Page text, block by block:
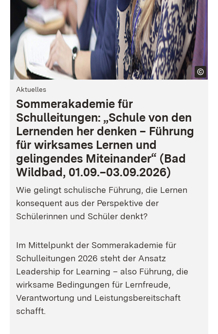
Aktuelles
Sommerakademie für
Schulleitungen: „Schule von den
Lernenden her denken – Führung
für wirksames Lernen und
gelingendes Miteinander“ (Bad
Wildbad, 01.09.–03.09.2026)
Wie gelingt schulische Führung, die Lernen
konsequent aus der Perspektive der
Schülerinnen und Schüler denkt?
Im Mittelpunkt der Sommerakademie für
Schulleitungen 2026 steht der Ansatz
Leadership for Learning – also Führung, die
wirksame Bedingungen für Lernfreude,
Verantwortung und Leistungsbereitschaft
schafft.